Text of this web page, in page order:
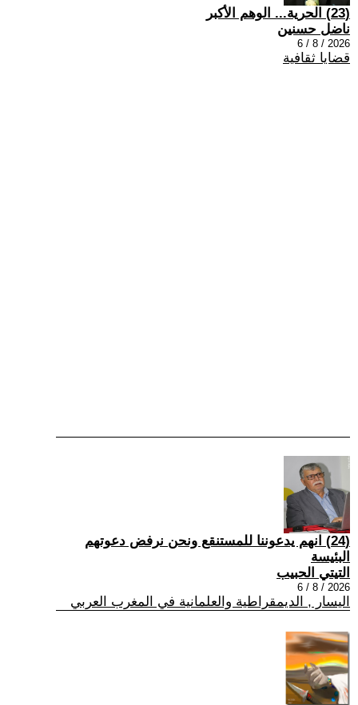
(23) الحرية... الوهم الأكبر
ناضل حسنين
2026 / 8 / 6
قضايا ثقافية
(24) انهم يدعوننا للمستنقع ونحن نرفض دعوتهم
البئيسة
التيتي الحبيب
2026 / 8 / 6
اليسار , الديمقراطية والعلمانية في المغرب العربي